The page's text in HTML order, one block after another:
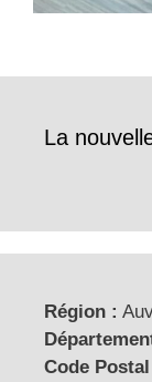
La
Région :
Code